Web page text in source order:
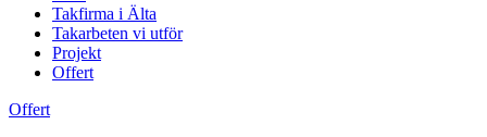
Takfirma i Älta
Takarbeten vi utför
Projekt
Offert
Offert